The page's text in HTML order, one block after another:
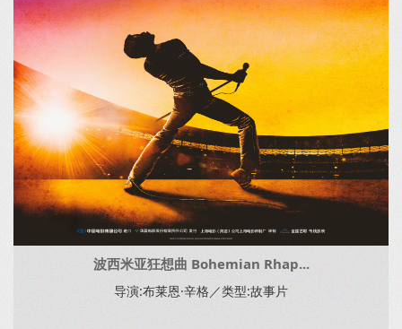
波西米亚狂想曲 Bohemian Rhap...
导演:布莱恩·辛格／类型:故事片